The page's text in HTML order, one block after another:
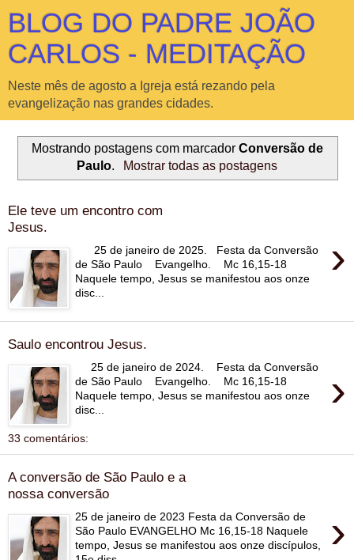
BLOG DO PADRE JOÃO
CARLOS - MEDITAÇÃO
Neste mês de agosto a Igreja está rezando pela
evangelização nas grandes cidades.
Mostrando postagens com marcador Conversão de
Paulo. Mostrar todas as postagens
Ele teve um encontro com
Jesus.
›
25 de janeiro de 2025. Festa da Conversão
de São Paulo Evangelho. Mc 16,15-18
Naquele tempo, Jesus se manifestou aos onze
disc...
Saulo encontrou Jesus.
›
25 de janeiro de 2024. Festa da Conversão
de São Paulo Evangelho. Mc 16,15-18
Naquele tempo, Jesus se manifestou aos onze
disc...
33 comentários:
A conversão de São Paulo e a
nossa conversão
›
25 de janeiro de 2023 Festa da Conversão de
São Paulo EVANGELHO Mc 16,15-18 Naquele
tempo, Jesus se manifestou aos onze discípulos,